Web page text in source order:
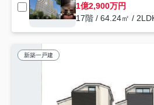
1億2,900万円
17階 / 64.24㎡ /
新築一戸建